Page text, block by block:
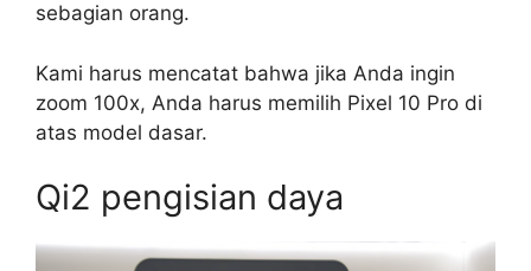
sebagian orang.
Kami harus mencatat bahwa jika Anda ingin
zoom 100x, Anda harus memilih Pixel 10 Pro di
atas model dasar.
Qi2 pengisian daya